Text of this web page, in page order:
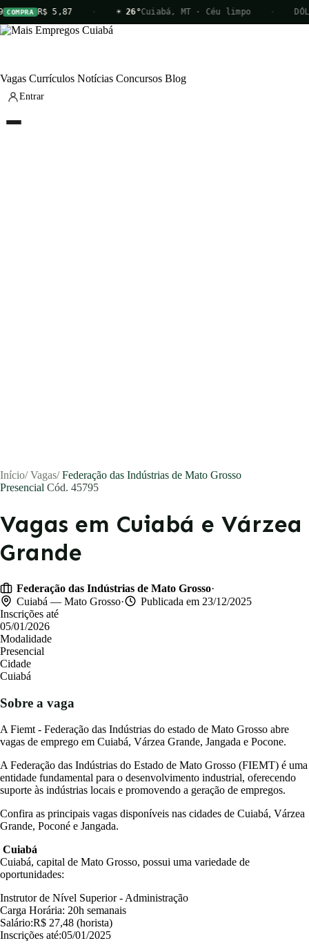
COMPRA R$ 5,87 ☀ 26°Cuiabá, MT · Céu limpo
Vagas Currículos Notícias Concursos Blog
Entrar
Vagas
Currículos
Notícias
Concursos
Blog
Entrar
Início/ Vagas/ Federação das Indústrias de Mato Grosso
Presencial Cód. 45795
Vagas em Cuiabá e Várzea
Grande
Federação das Indústrias de Mato Grosso·
Cuiabá — Mato Grosso·
Publicada em 23/12/2025
Inscrições até
05/01/2026
Modalidade
Presencial
Cidade
Cuiabá
Sobre a vaga
A Fiemt - Federação das Indústrias do estado de Mato Grosso abre
vagas de emprego em Cuiabá, Várzea Grande, Jangada e Pocone.
A Federação das Indústrias do Estado de Mato Grosso (FIEMT) é uma
entidade fundamental para o desenvolvimento industrial, oferecendo
suporte às indústrias locais e promovendo a geração de empregos.
Confira as principais vagas disponíveis nas cidades de Cuiabá, Várzea
Grande, Poconé e Jangada.
Cuiabá
Cuiabá, capital de Mato Grosso, possui uma variedade de
oportunidades:
Instrutor de Nível Superior - Administração
Carga Horária: 20h semanais
Salário:R$ 27,48 (horista)
Inscrições até:05/01/2025